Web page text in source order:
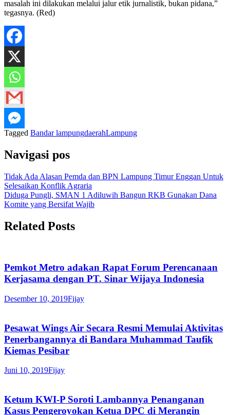
masalah ini dilakukan melalui jalur etik jurnalistik, bukan pidana,”
tegasnya. (Red)
Tagged Bandar lampungdaerahLampung
Navigasi pos
Tidak Ada Alasan Pemda dan BPN Lampung Timur Enggan Untuk
Selesaikan Konflik Agraria
Diduga Pungli, SMAN 1 Adiluwih Bangun RKB Gunakan Dana
Komite yang Bersifat Wajib
Related Posts
Pemkot Metro adakan Rapat Forum Perencanaan
Kerjasama dengan PT. Sinar Wijaya Indonesia
Desember 10, 2019Fijay
Pesawat Wings Air Secara Resmi Memulai Aktivitas
Penerbangannya di Bandara Muhammad Taufik
Kiemas Pesibar
Juni 10, 2019Fijay
Ketum KWI-P Soroti Lambannya Penanganan
Kasus Pengeroyokan Ketua DPC di Merangin